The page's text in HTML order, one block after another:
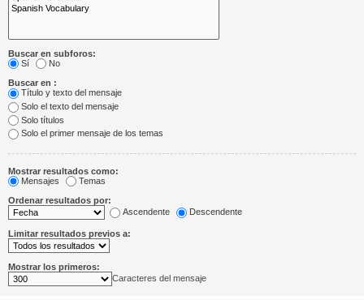
Buscar en subforos:
Sí
No
Buscar en :
Título y texto del mensaje
Solo el texto del mensaje
Solo títulos
Solo el primer mensaje de los temas
Mostrar resultados como:
Mensajes
Temas
Ordenar resultados por:
Ascendente
Descendente
Limitar resultados previos a:
Mostrar los primeros:
Caracteres del mensaje